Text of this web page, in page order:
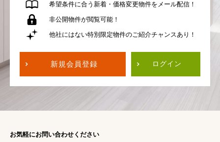
希望条件に合う 新着・価格変更物件を メール配信！
非公開物件が閲覧可能！
他社にはない特別限定物件のご紹介チャンスあり！
新規会員登録 ログイン
お気軽にお問い合わせください